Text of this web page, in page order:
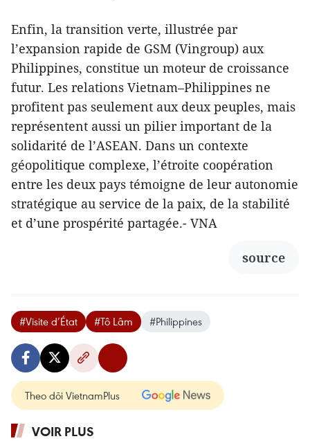
Enfin, la transition verte, illustrée par
l’expansion rapide de GSM (Vingroup) aux
Philippines, constitue un moteur de croissance
futur. Les relations Vietnam–Philippines ne
profitent pas seulement aux deux peuples, mais
représentent aussi un pilier important de la
solidarité de l’ASEAN. Dans un contexte
géopolitique complexe, l’étroite coopération
entre les deux pays témoigne de leur autonomie
stratégique au service de la paix, de la stabilité
et d’une prospérité partagée.- VNA
source
#Visite d’État #Tô Lâm #Philippines
Theo dõi VietnamPlus
VOIR PLUS